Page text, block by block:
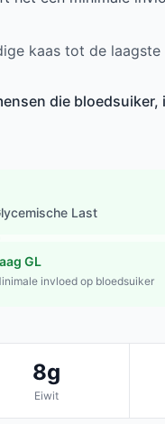
kaas tot de
die
Last
GL
invloed op bloedsuiker
8g
Eiwit